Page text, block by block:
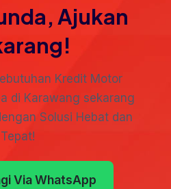
Ajukan
Kredit Motor
di Karawang sekarang
Solusi Hebat dan
Tepat!
Via WhatsApp